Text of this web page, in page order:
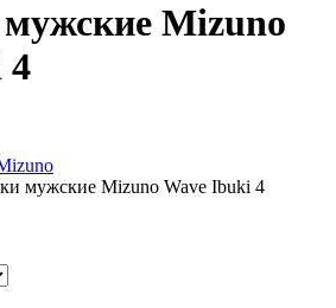
Mizuno
4
мужские Mizuno Wave Ibuki 4